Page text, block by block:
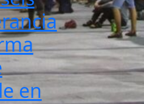
en